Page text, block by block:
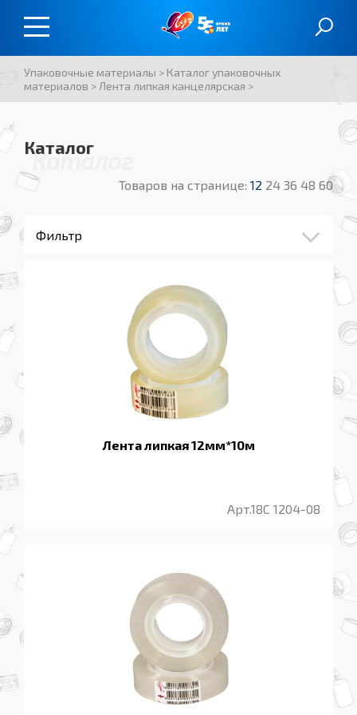
Упаковочные материалы > Каталог упаковочных
материалов > Лента липкая канцелярская >
Каталог
Каталог
Товаров на странице: 12 24 36 48 60
Фильтр
Лента липкая 12мм*10м
Арт.18С 1204-08